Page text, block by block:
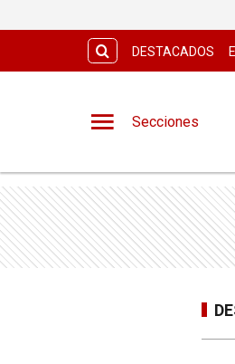
DESTACADOS
Secciones